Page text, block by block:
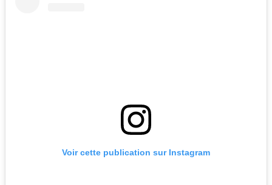
Voir cette publication sur Instagram